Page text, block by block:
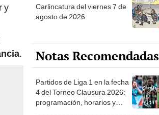
y
.
Carlincatura del viernes 7 de
agosto de 2026
Notas Recomendadas
Partidos de Liga 1 en la fecha
4 del Torneo Clausura 2026:
programación, horarios y